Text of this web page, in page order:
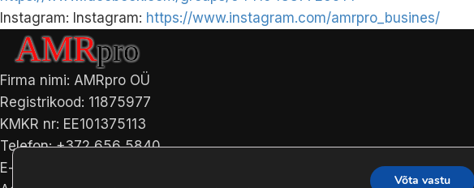
Instagram: Instagram: https://www.instagram.com/amrpro_busines/
Firma nimi: AMRpro OÜ
Registrikood: 11875977
KMKR nr: EE101375113
Telefon: +372 656 5840
E-post: info@amrpro.ee
Võta vastu